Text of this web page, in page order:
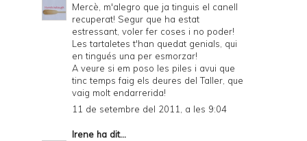
Mercè, m'alegro que ja tinguis el canell
recuperat! Segur que ha estat
estressant, voler fer coses i no poder!
Les tartaletes t'han quedat genials, qui
en tingués una per esmorzar!
A veure si em poso les piles i avui que
tinc temps faig els deures del Taller, que
vaig molt endarrerida!
11 de setembre del 2011, a les 9:04
Irene ha dit...